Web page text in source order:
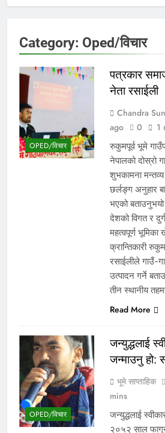
Category: Oped/विचार
OPED/विचार
पत्रकार
नेता रसाईली
Chandra
ago
0 1
रुकुमपूर्व भूमे
नेपालको दोस्रो
शुभकामना मन्तव्य
छर्लङ्ग अनुहार
भएको
देशको विगत र
महत्वपूर्ण
क्रान्तिकारी
रसाईलीले गाउँ-
उत्पादन गर्ने
तीन स्थानीय
Read More
OPED/विचार
जन्युद्धलाई
जन्माउनु हो:
भूमे साप्ताहिक
mins
जन्युद्धलाई
२०५२ साल